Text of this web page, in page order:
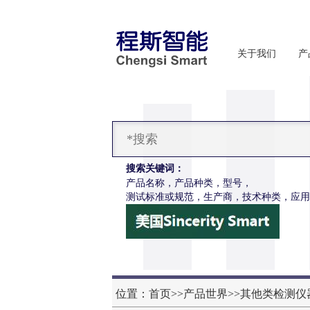
关于我们
搜索关键词：
产品名称，产品种类，型号，
测试标准或规范，生产商，技术种类，应
位置： 首页>>产品世界>>其他类检测仪